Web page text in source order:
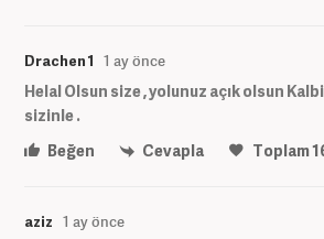
Drachen 1 1 ay önce
Helal Olsun size , yolunuz açık olsun
sizinle .
Beğen
Cevapla Toplam
aziz 1 ay önce